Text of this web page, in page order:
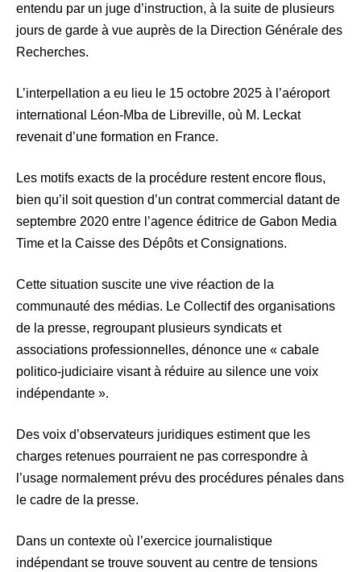
entendu par un juge d’instruction, à la suite de plusieurs
jours de garde à vue auprès de la Direction Générale des
Recherches.
L’interpellation a eu lieu le 15 octobre 2025 à l’aéroport
international Léon-Mba de Libreville, où M. Leckat
revenait d’une formation en France.
Les motifs exacts de la procédure restent encore flous,
bien qu’il soit question d’un contrat commercial datant de
septembre 2020 entre l’agence éditrice de Gabon Media
Time et la Caisse des Dépôts et Consignations.
Cette situation suscite une vive réaction de la
communauté des médias. Le Collectif des organisations
de la presse, regroupant plusieurs syndicats et
associations professionnelles, dénonce une « cabale
politico-judiciaire visant à réduire au silence une voix
indépendante ».
Des voix d’observateurs juridiques estiment que les
charges retenues pourraient ne pas correspondre à
l’usage normalement prévu des procédures pénales dans
le cadre de la presse.
Dans un contexte où l’exercice journalistique
indépendant se trouve souvent au centre de tensions